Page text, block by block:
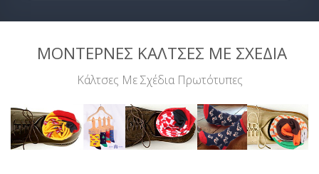
ΜΟΝΤΕΡΝΕΣ ΚΑΛΤΣΕΣ ΜΕ ΣΧΕΔΙΑ
Κάλτσες Με Σχέδια Πρωτότυπες